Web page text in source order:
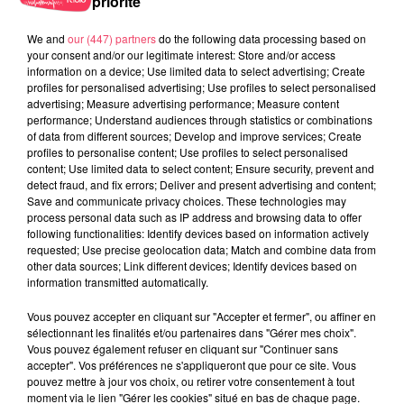
29 juillet 2026
SEGRÉ. ATTAQUE À L'ARME BLANCHE : L'AGRESSEUR INTERPELLÉ,
LE...
We and our (447) partnersdo the following data processing based on
your consent and/or our legitimate interest: Store and/or access
information on a device; Use limited data to select advertising; Create
profiles for personalised advertising; Use profiles to select personalised
advertising; Measure advertising performance; Measure content
performance; Understand audiences through statistics or combinations
of data from different sources; Develop and improve services; Create
profiles to personalise content; Use profiles to select personalised
content; Use limited data to select content; Ensure security, prevent and
detect fraud, and fix errors; Deliver and present advertising and content;
Save and communicate privacy choices. These technologies may
process personal data such as IP address and browsing data to offer
following functionalities: Identify devices based on information actively
requested; Use precise geolocation data; Match and combine data from
other data sources; Link different devices; Identify devices based on
information transmitted automatically.
Vous pouvez accepter en cliquant sur "Accepter et fermer", ou affiner en
sélectionnant les finalités et/ou partenaires dans "Gérer mes choix".
Vous pouvez également refuser en cliquant sur "Continuer sans
accepter". Vos préférences ne s'appliqueront que pour ce site. Vous
pouvez mettre à jour vos choix, ou retirer votre consentement à tout
moment via le lien "Gérer les cookies" situé en bas de chaque page.